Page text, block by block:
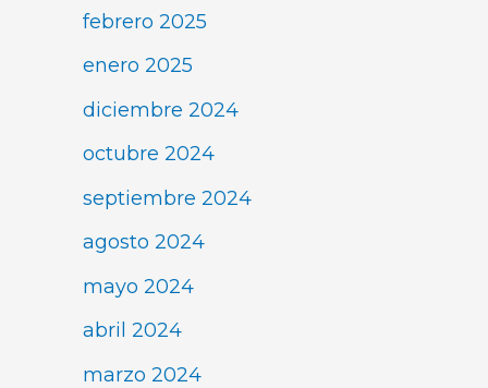
febrero 2025
enero 2025
diciembre 2024
octubre 2024
septiembre 2024
agosto 2024
mayo 2024
abril 2024
marzo 2024